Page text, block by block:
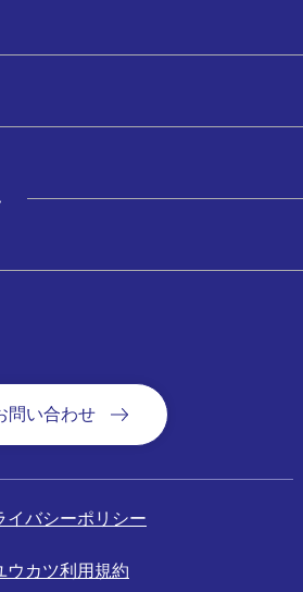
問い合わせ
イバシーポリシー
ウカツ利用規約